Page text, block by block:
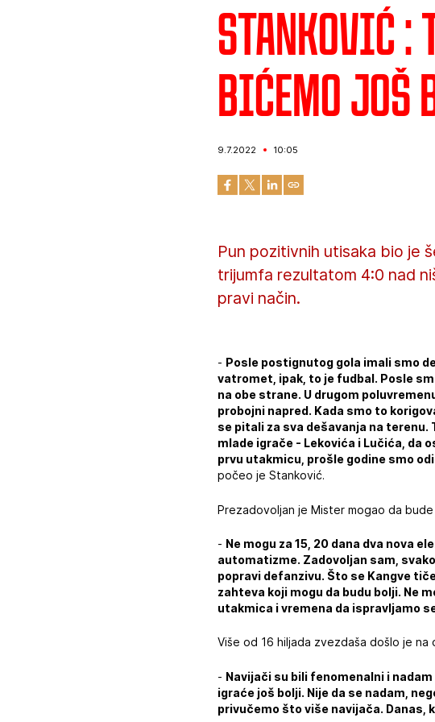
Stanković
bićemo
9.7.2022 10:05
Pun pozitivnih utisaka bio je
trijumfa rezultatom 4:0 nad
pravi način.
- Posle postignutog gola imali smo
vatromet, ipak, to je fudbal. Posle
na obe strane. U drugom
probojni napred. Kada smo to
se pitali za sva dešavanja na
mlade igrače - Lekovića i Lučića, da
prvu utakmicu, prošle godine smo
počeo je Stanković.
Prezadovoljan je Mister mogao da
- Ne mogu za 15, 20 dana dva nova
automatizme. Zadovoljan sam,
popravi defanzivu. Što se Kangve
zahteva koji mogu da budu bolji. Ne
utakmica i vremena da ispravljamo
Više od 16 hiljada zvezdaša došlo je
- Navijači su bili fenomenalni i
igraće još bolji. Nije da se nadam,
privučemo što više navijača. Danas,